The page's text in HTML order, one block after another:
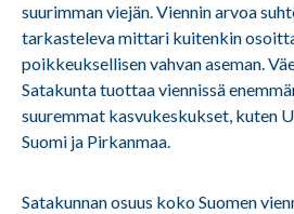
suurimman viejän. Viennin arvoa
tarkasteleva mittari kuitenkin
poikkeuksellisen vahvan aseman.
Satakunta tuottaa viennissä
suuremmat kasvukeskukset, kuten
Suomi ja Pirkanmaa.
Satakunnan osuus koko Suomen